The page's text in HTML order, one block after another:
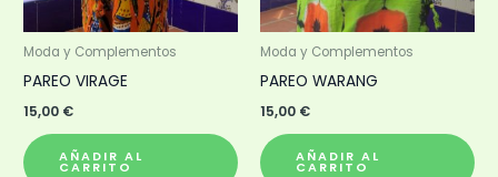
Moda y Complementos
PAREO VIRAGE
15,00 €
AÑADIR AL
CARRITO
Moda y Complementos
PAREO WARANG
15,00 €
AÑADIR AL
CARRITO